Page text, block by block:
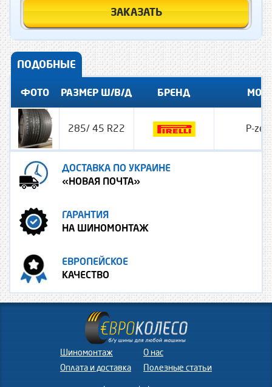
ЗАКАЗАТЬ
ПОДОБНЫЕ
ФОТО РАЗМЕР Ш/В/Д БРЕНД
285/ 45 R22 P-
ДОСТАВКА ПО УКРАИНЕ
«НОВАЯ ПОЧТА»
ГАРАНТИЯ
НА ШИНОМОНТАЖ
ЕВРОПЕЙСКОЕ
КАЧЕСТВО
Шиномонтаж
Оплата и доставка
О нас
Полезные статьи